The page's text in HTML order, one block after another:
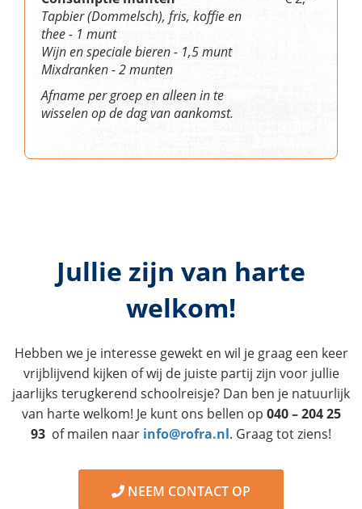
Tapbier (Dommelsch), fris, koffie en
thee - 1 munt
Wijn en speciale bieren - 1,5 munt
Mixdranken - 2 munten
Afname per groep en alleen in te
wisselen op de dag van aankomst.
Jullie zijn van harte
welkom!
Hebben we je interesse gewekt en wil je graag een keer
vrijblijvend kijken of wij de juiste partij zijn voor jullie
jaarlijks terugkerend schoolreisje? Dan ben je natuurlijk
van harte welkom! Je kunt ons bellen op 040 – 204 25
93 of mailen naar info@rofra.nl. Graag tot ziens!
NEEM CONTACT OP